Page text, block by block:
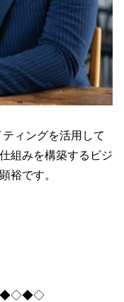
ィングを活用して
組みを構築するビジ
裕です。